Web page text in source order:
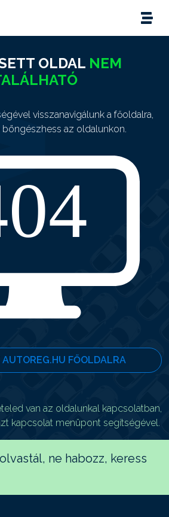
OLDAL NEM
visszanavigálunk a főoldalra,
az oldalunkon.
FŐOLDALRA
van az oldalunkal kapcsolatban,
kapcsolat menüpont segítségével.
ne habozz, keress